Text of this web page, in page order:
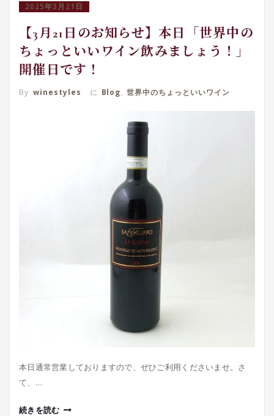
2025年3月21日
【3月21日のお知らせ】本日「世界中の
ちょっといいワイン飲みましょう！」
開催日です！
By winestyles に Blog, 世界中のちょっといいワイン
本日通常営業しておりますので、ぜひご利用くださいませ。さ
て、…
続きを読む